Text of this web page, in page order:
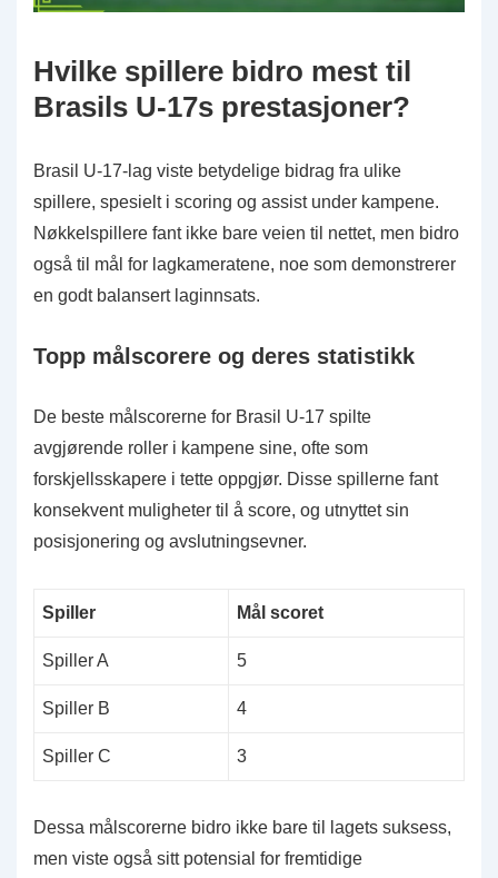
Hvilke spillere bidro mest til
Brasils U-17s prestasjoner?
Brasil U-17-lag viste betydelige bidrag fra ulike
spillere, spesielt i scoring og assist under kampene.
Nøkkelspillere fant ikke bare veien til nettet, men bidro
også til mål for lagkameratene, noe som demonstrerer
en godt balansert laginnsats.
Topp målscorere og deres statistikk
De beste målscorerne for Brasil U-17 spilte
avgjørende roller i kampene sine, ofte som
forskjellsskapere i tette oppgjør. Disse spillerne fant
konsekvent muligheter til å score, og utnyttet sin
posisjonering og avslutningsevner.
Spiller Mål scoret
Spiller A 5
Spiller B 4
Spiller C 3
Dessa målscorerne bidro ikke bare til lagets suksess,
men viste også sitt potensial for fremtidige